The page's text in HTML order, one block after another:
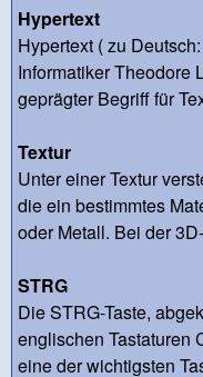
Hypertext
Hypertext ( zu
Informatiker Theodore
geprägter Begriff für
Textur
Unter einer Textur
die ein bestimmtes
oder Metall. Bei der
STRG
Die STRG-Taste,
englischen Tastaturen
eine der wichtigsten